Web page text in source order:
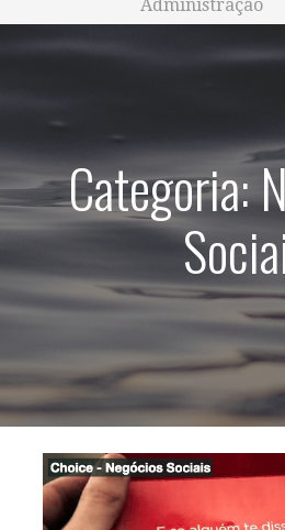
Administração
Categoria: